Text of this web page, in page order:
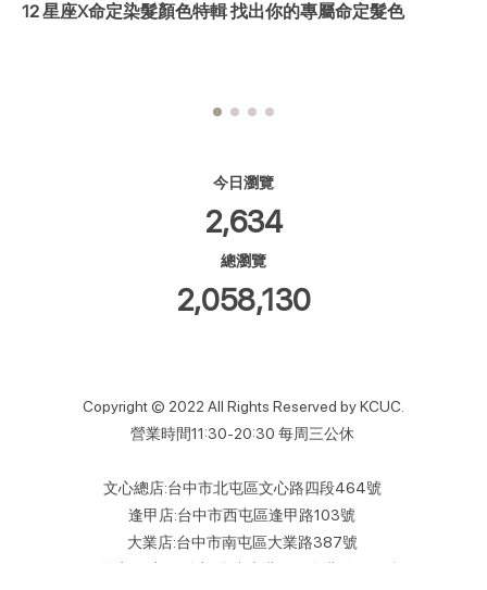
男生髮型推薦：2024最流行的5款男生燙髮
今日瀏覽
2,634
總瀏覽
2,058,130
Copyright © 2022 All Rights Reserved by KCUC.
營業時間11:30-20:30 每周三公休
文心總店:台中市北屯區文心路四段464號
逢甲店:台中市西屯區逢甲路103號
大業店:台中市南屯區大業路387號